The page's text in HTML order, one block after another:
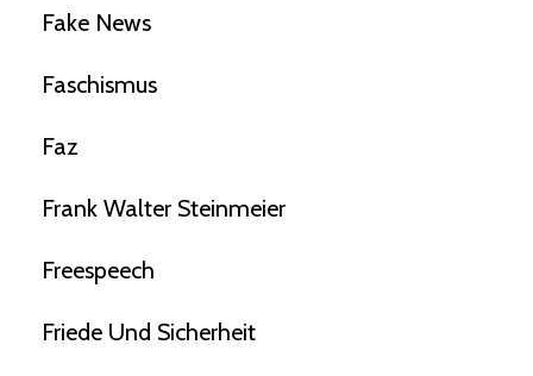
Fake News
Faschismus
Faz
Frank Walter Steinmeier
Freespeech
Friede Und Sicherheit